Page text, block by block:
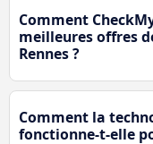
Comment
meilleures offres
Rennes ?
Comment la
fonctionne-t-elle